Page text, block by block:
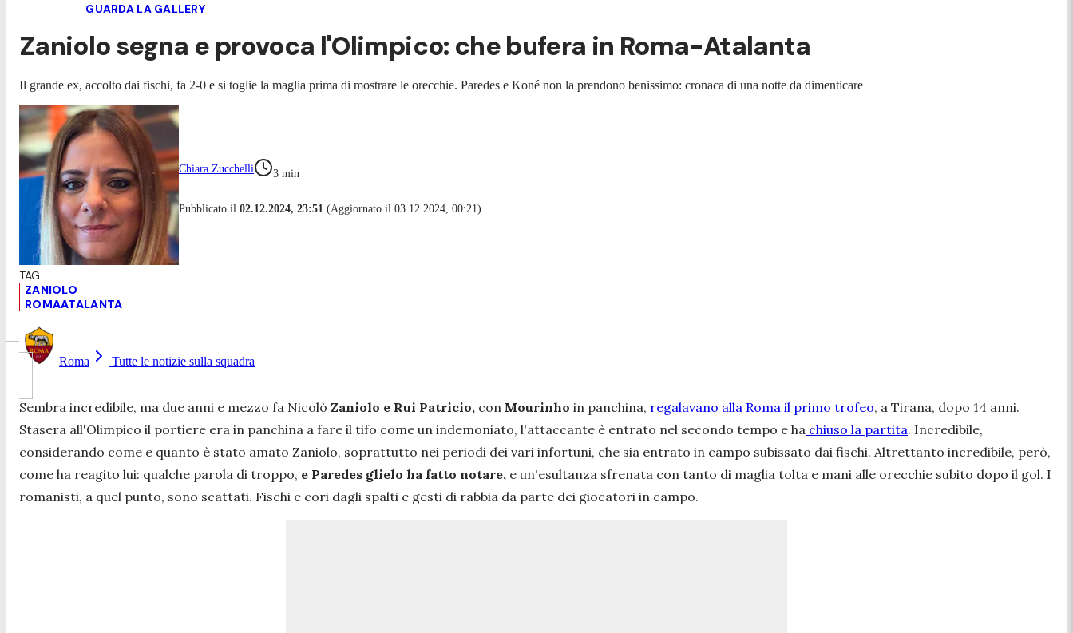
GUARDA LA GALLERY
Zaniolo segna e provoca l'Olimpico: che bufera in Roma-Atalanta
Il grande ex, accolto dai fischi, fa 2-0 e si toglie la maglia prima di mostrare le orecchie. Paredes e Koné non la prendono benissimo: cronaca di una notte da dimenticare
Chiara Zucchelli 3 min
Pubblicato il 02.12.2024, 23:51 (Aggiornato il 03.12.2024, 00:21)
ZANIOLO
ROMAATALANTA
Roma Tutte le notizie sulla squadra
Sembra incredibile, ma due anni e mezzo fa Nicolò Zaniolo e Rui Patricio, con Mourinho in panchina, regalavano alla Roma il primo trofeo, a Tirana, dopo 14 anni.
Stasera all'Olimpico il portiere era in panchina a fare il tifo come un indemoniato, l'attaccante è entrato nel secondo tempo e ha chiuso la partita. Incredibile,
considerando come e quanto è stato amato Zaniolo, soprattutto nei periodi dei vari infortuni, che sia entrato in campo subissato dai fischi. Altrettanto incredibile, però,
come ha reagito lui: qualche parola di troppo, e Paredes glielo ha fatto notare, e un'esultanza sfrenata con tanto di maglia tolta e mani alle orecchie subito dopo il gol. I
romanisti, a quel punto, sono scattati. Fischi e cori dagli spalti e gesti di rabbia da parte dei giocatori in campo.